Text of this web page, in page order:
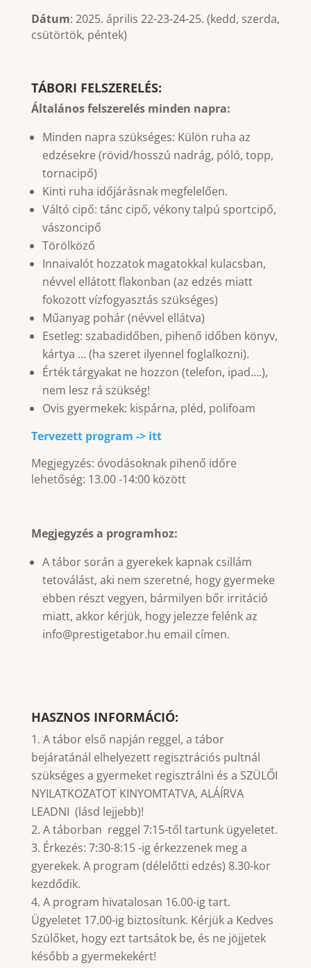
Dátum: 2025. április 22-23-24-25. (kedd, szerda,
csütörtök, péntek)
TÁBORI FELSZERELÉS:
Általános felszerelés minden napra:
Minden napra szükséges: Külön ruha az
edzésekre (rövid/hosszú nadrág, póló, topp,
tornacipő)
Kinti ruha időjárásnak megfelelően.
Váltó cipő: tánc cipő, vékony talpú sportcipő,
vászoncipő
Törölköző
Innaivalót hozzatok magatokkal kulacsban,
névvel ellátott flakonban (az edzés miatt
fokozott vízfogyasztás szükséges)
Műanyag pohár (névvel ellátva)
Esetleg: szabadidőben, pihenő időben könyv,
kártya … (ha szeret ilyennel foglalkozni).
Érték tárgyakat ne hozzon (telefon, ipad….),
nem lesz rá szükség!
Ovis gyermekek: kispárna, pléd, polifoam
Tervezett program -> itt
Megjegyzés: óvodásoknak pihenő időre
lehetőség: 13.00 -14:00 között
Megjegyzés a programhoz:
A tábor során a gyerekek kapnak csillám
tetoválást, aki nem szeretné, hogy gyermeke
ebben részt vegyen, bármilyen bőr irritáció
miatt, akkor kérjük, hogy jelezze felénk az
info@prestigetabor.hu email címen.
HASZNOS INFORMÁCIÓ:
A tábor első napján reggel, a tábor
bejáratánál elhelyezett regisztrációs pultnál
szükséges a gyermeket regisztrálni és a SZÜLŐI
NYILATKOZATOT KINYOMTATVA, ALÁÍRVA
LEADNI (lásd lejjebb)!
A táborban reggel 7:15-től tartunk ügyeletet.
Érkezés: 7:30-8:15 -ig érkezzenek meg a
gyerekek. A program (délelőtti edzés) 8.30-kor
kezdődik.
A program hivatalosan 16.00-ig tart.
Ügyeletet 17.00-ig biztosítunk. Kérjük a Kedves
Szülőket, hogy ezt tartsátok be, és ne jöjjetek
később a gyermekekért!